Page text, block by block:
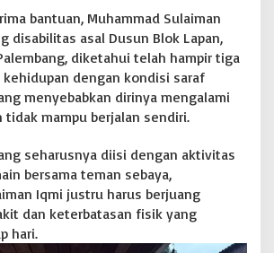
e
r
u
s
a
h
a
H
a
d
i
r
d
bantuan, Muhammad Sulaiman
disabilitas asal Dusun Blok Lapan,
diketahui telah hampir tiga
dengan kondisi saraf
menyebabkan dirinya mengalami
tidak mampu berjalan sendiri.
seharusnya diisi dengan aktivitas
bersama teman sebaya,
Iqmi justru harus berjuang
dan keterbatasan fisik yang
hari.